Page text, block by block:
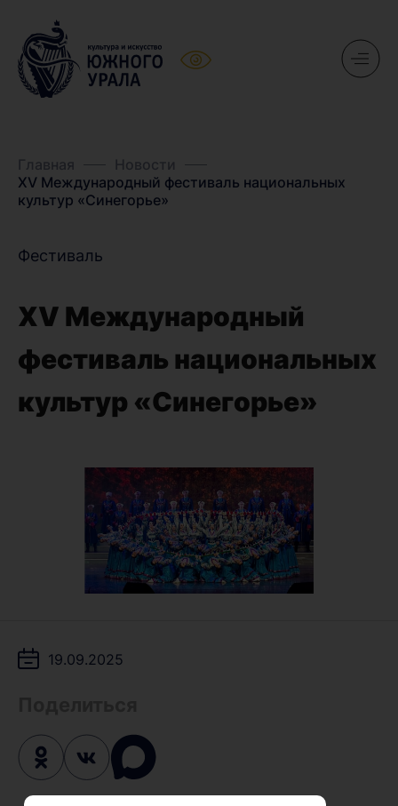
Главная
Новости
XV Международный фестиваль национальных
культур «Синегорье»
Фестиваль
XV Международный
фестиваль национальных
культур «Синегорье»
19.09.2025